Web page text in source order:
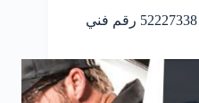
خدمة كهرباء السيارات الدوحة 52227338 رقم فني